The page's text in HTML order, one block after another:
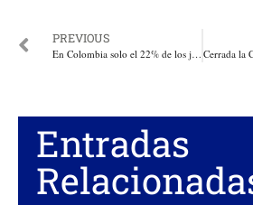
PREVIOUS
En Colombia solo el 22% de los jóvenes con acné consultan al médico
Entradas